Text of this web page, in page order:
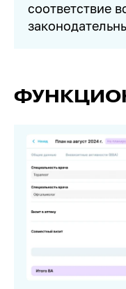
соответствие